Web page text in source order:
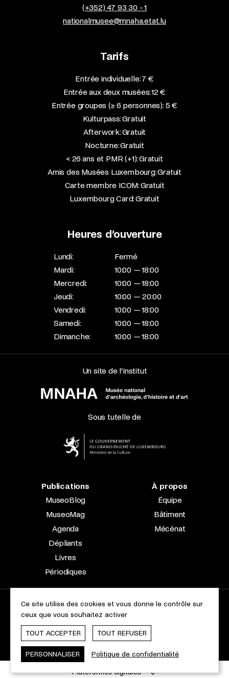
Plateformes digitales
(+352) 47 93 30 - 1
nationalmusee@mnaha.etat.lu
Tarifs
Entrée individuelle: 7 €
Entrée aux deux musées: 12 €
Entrée groupes (≥ 6 personnes): 5 €
Kulturpass: Gratuit
Afterwork: Gratuit
Nocturne: Gratuit
< 26 ans et PMR (+1): Gratuit
Amis des Musées Luxembourg: Gratuit
Carte membre ICOM: Gratuit
Luxembourg Card: Gratuit
Heures d’ouverture
Lundi:
Fermé
Mardi:
10:00 — 18:00
Mercredi:
10:00 — 18:00
Jeudi:
10:00 — 20:00
Vendredi:
10:00 — 18:00
Samedi:
10:00 — 18:00
Dimanche:
10:00 — 18:00
Un site de l’institut
Sous tutelle de
Publications
MuseoBlog
MuseoMag
Agenda
Dépliants
Livres
Périodiques
À propos
Équipe
Bâtiment
Mécénat
2023 © Le Musée national d’archéologie, d’histoire et d’art |
À propos du site
Accessibilité
Charte des cookies
Ce site utilise des cookies et vous donne le contrôle sur
ceux que vous souhaitez activer
TOUT ACCEPTER TOUT REFUSER
PERSONNALISER Politique de confidentialité